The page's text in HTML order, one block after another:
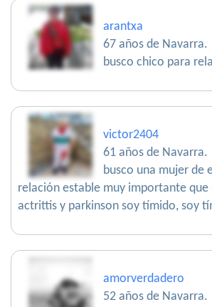
arantxa
67 años de Navarra.
busco chico para
victor2404
61 años de Navarra.
busco una mujer de
relación estable muy importante
actrittis y parkinson soy tímido, soy
amorverdadero
52 años de Navarra.